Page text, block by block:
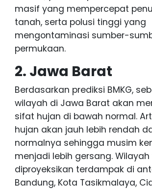
masif yang mempercepat
tanah, serta polusi tinggi yang
mengontaminasi sumber-
permukaan.
2. Jawa Barat
Berdasarkan prediksi BMKG,
wilayah di Jawa Barat akan
sifat hujan di bawah normal.
hujan akan jauh lebih rendah
normalnya sehingga musim
menjadi lebih gersang.
diproyeksikan terdampak di
Bandung, Kota Tasikmalaya,